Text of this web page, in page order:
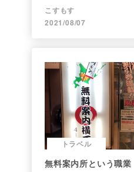
調べた
こすもす
2021/08/07
トラベル
無料案内所という職業